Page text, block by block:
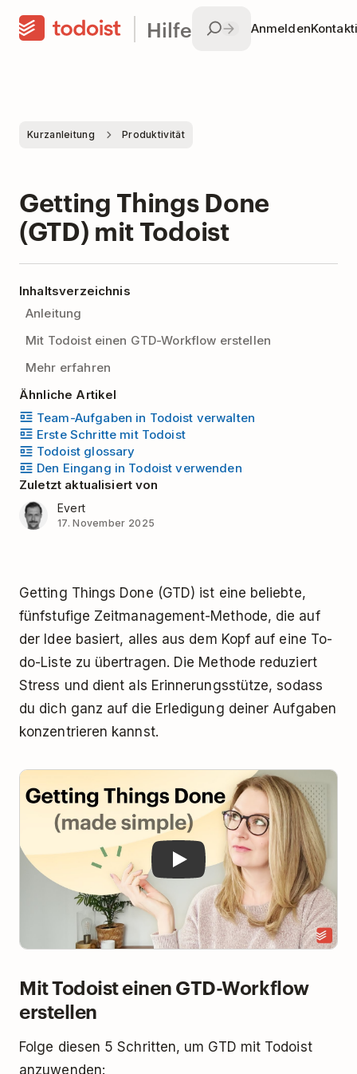
Hilfe Anmelden
Kurzanleitung Produktivität
Getting Things Done
(GTD) mit Todoist
Inhaltsverzeichnis
Anleitung
Mit Todoist einen GTD-Workflow erstellen
Mehr erfahren
Ähnliche Artikel
Team-Aufgaben in Todoist verwalten
Erste Schritte mit Todoist
Todoist glossary
Den Eingang in Todoist verwenden
Zuletzt aktualisiert von
Evert
17. November 2025
Getting Things Done (GTD) ist eine beliebte,
fünfstufige Zeitmanagement-Methode, die auf
der Idee basiert, alles aus dem Kopf auf eine To-
do-Liste zu übertragen. Die Methode reduziert
Stress und dient als Erinnerungsstütze, sodass
du dich ganz auf die Erledigung deiner Aufgaben
konzentrieren kannst.
Play
Mit Todoist einen GTD-Workflow
erstellen
Folge diesen 5 Schritten, um GTD mit Todoist
anzuwenden: